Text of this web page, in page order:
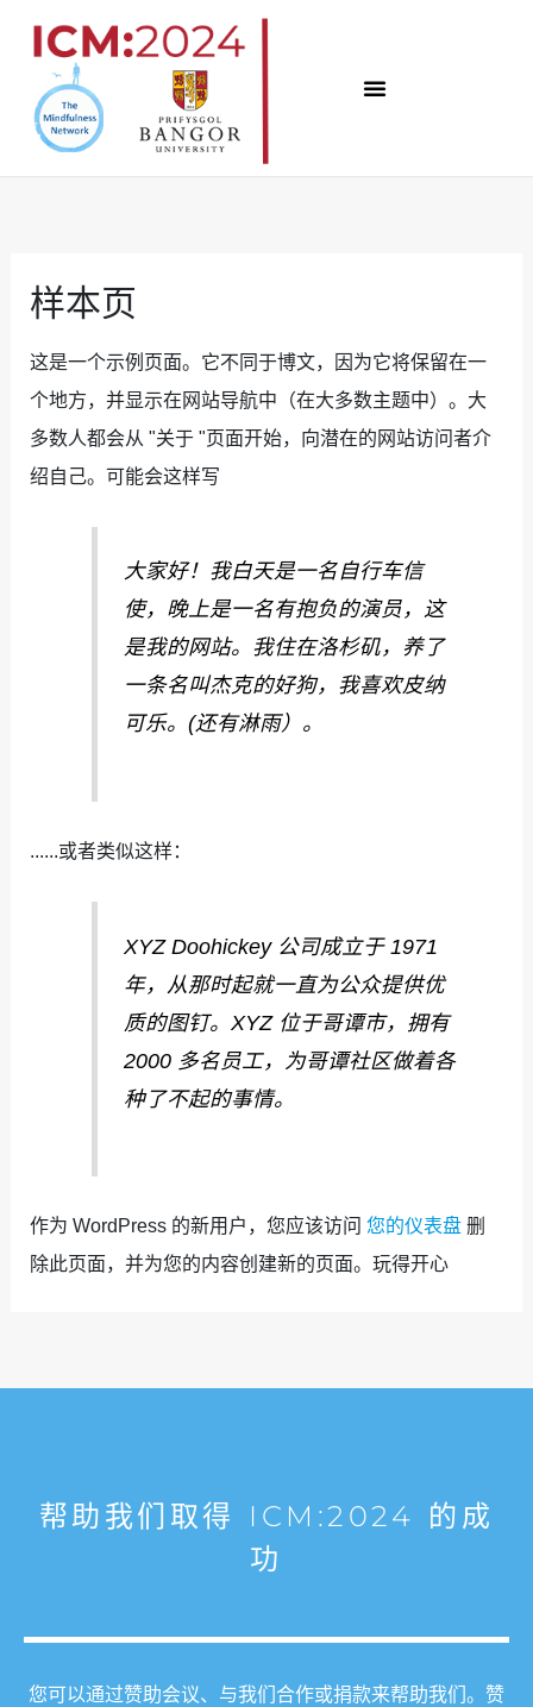
样本页
这是一个示例页面。它不同于博文，因为它将保留在一
个地方，并显示在网站导航中（在大多数主题中）。大
多数人都会从 "关于 "页面开始，向潜在的网站访问者介
绍自己。可能会这样写
大家好！我白天是一名自行车信
使，晚上是一名有抱负的演员，这
是我的网站。我住在洛杉矶，养了
一条名叫杰克的好狗，我喜欢皮纳
可乐。(还有淋雨）。
......或者类似这样：
XYZ Doohickey 公司成立于 1971
年，从那时起就一直为公众提供优
质的图钉。XYZ 位于哥谭市，拥有
2000 多名员工，为哥谭社区做着各
种了不起的事情。
作为 WordPress 的新用户，您应该访问 您的仪表盘删
除此页面，并为您的内容创建新的页面。玩得开心
帮助我们取得 ICM:2024 的成
功
您可以通过赞助会议、与我们合作或捐款来帮助我们。赞